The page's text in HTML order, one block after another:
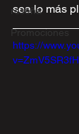
reseña
Promociones
sea lo más
https://